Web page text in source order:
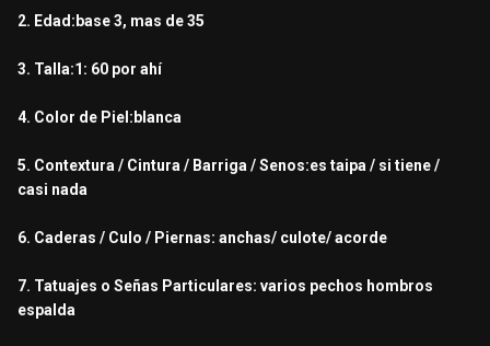
2. Edad:base 3, mas de 35
3. Talla:1: 60 por ahí
4. Color de Piel:blanca
5. Contextura / Cintura / Barriga / Senos:es taipa / si tiene /
casi nada
6. Caderas / Culo / Piernas: anchas/ culote/ acorde
7. Tatuajes o Señas Particulares: varios pechos hombros
espalda